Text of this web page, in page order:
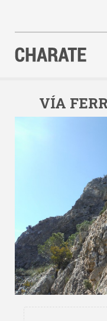
AGENDA
ACTIVIDADES
VÍA